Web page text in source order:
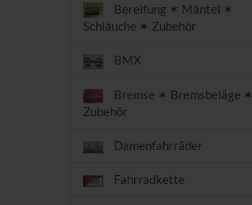
Bereifung ✶ Mäntel ✶
Schläuche ✶ Zubehör
BMX
Bremse ✶ Bremsbeläge ✶
Zubehör
Damenfahrräder
Fahrradkette